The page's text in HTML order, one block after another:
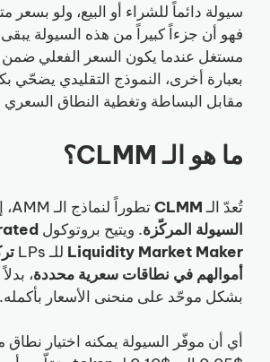
سيولة دائماً للشراء أو البيع، ولو بسعر
فهو أن جزءاً كبيراً من هذه السيولة يبقى
مستغل عندما يكون السعر الفعلي
بعبارة أخرى، النموذج التقليدي يضحّي
مقابل البساطة وتغطية النطاق السعري
ما هو الـ CLMM؟
تُعدّ الـCLMMتطوراً لنماذج الـ AMM، إذ تطرح مفهوم
السيولة المركّزة. ويتيح بروتوكول
Liquidity Market Maker للـ LPs
أموالهم في نطاقات سعرية محددة،
بشكل موحّد على منحنى الأسعار بأكمله.
أي أن موفّر السيولة يمكنه اختيار نطاق